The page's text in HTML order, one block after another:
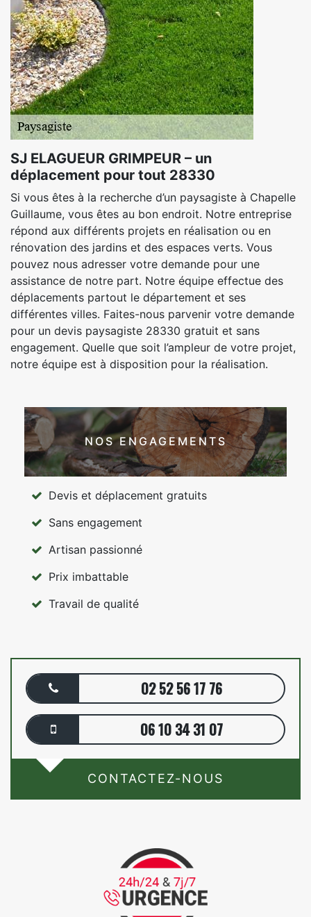
SJ ELAGUEUR GRIMPEUR – un
déplacement pour tout 28330
Si vous êtes à la recherche d’un paysagiste à Chapelle
Guillaume, vous êtes au bon endroit. Notre entreprise
répond aux différents projets en réalisation ou en
rénovation des jardins et des espaces verts. Vous
pouvez nous adresser votre demande pour une
assistance de notre part. Notre équipe effectue des
déplacements partout le département et ses
différentes villes. Faites-nous parvenir votre demande
pour un devis paysagiste 28330 gratuit et sans
engagement. Quelle que soit l’ampleur de votre projet,
notre équipe est à disposition pour la réalisation.
NOS ENGAGEMENTS
Devis et déplacement gratuits
Sans engagement
Artisan passionné
Prix imbattable
Travail de qualité
02 52 56 17 76
06 10 34 31 07
CONTACTEZ-NOUS